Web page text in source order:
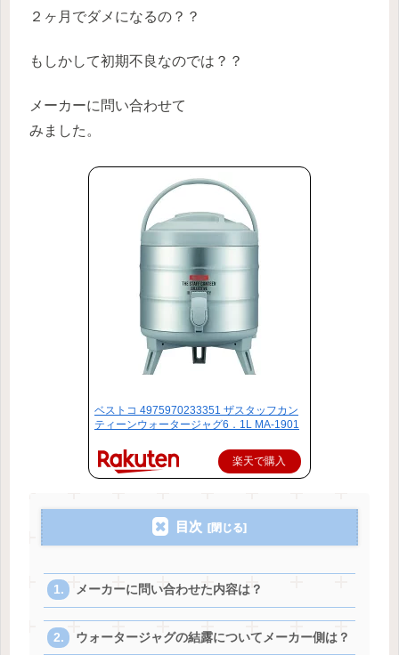
２ヶ月でダメになるの？？
もしかして初期不良なのでは？？
メーカーに問い合わせて
みました。
ベストコ 4975970233351 ザスタッフカン
ティーンウォータージャグ6．1L MA-1901
楽天で購入
目次
メーカーに問い合わせた内容は？
ウォータージャグの結露についてメーカー側は？